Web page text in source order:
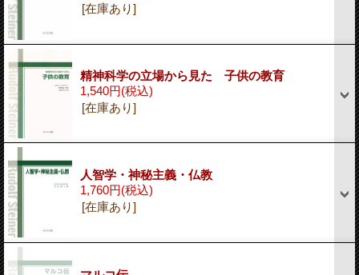
[在庫あり]
精神科学の立場から見た 子供の教育
1,540円(税込)
[在庫あり]
人智学・神秘主義・仏教
1,760円(税込)
[在庫あり]